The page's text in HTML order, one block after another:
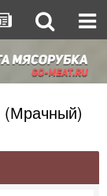
(Мрачный)